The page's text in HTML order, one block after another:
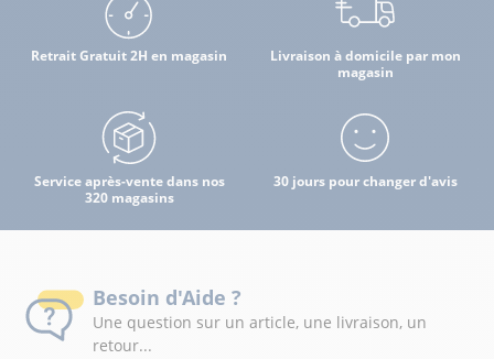
Retrait Gratuit 2H en magasin
Livraison à domicile par mon
magasin
Service après-vente dans nos
320 magasins
30 jours pour changer d'avis
Besoin d'Aide ?
Une question sur un article, une livraison, un
retour...